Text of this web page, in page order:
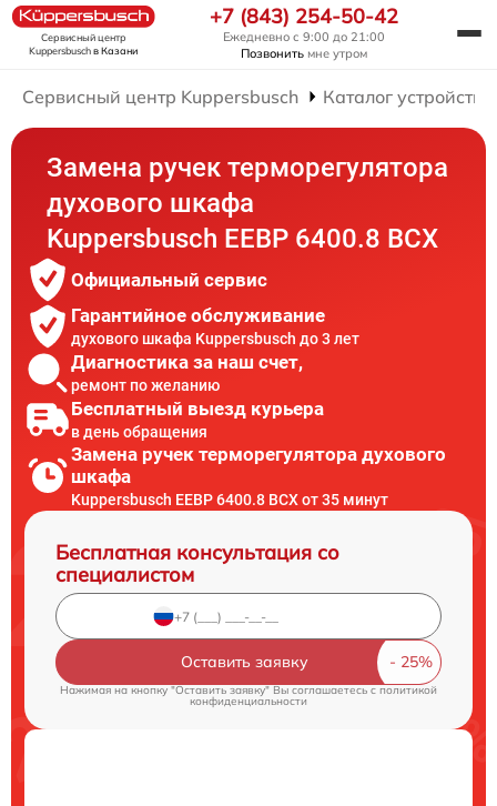
Сервисный центр
Kuppersbuschв Казани
+7 (843) 254-50-42
Ежедневно с 9:00 до 21:00
Позвонить мне утром
Сервисный центр Kuppersbusch Каталог устройств
Замена ручек терморегулятора
духового шкафа
Kuppersbusch EEBP 6400.8 BCX
Официальный сервис
Гарантийное обслуживание
духового шкафа Kuppersbusch до 3 лет
Диагностика за наш счет,
ремонт по желанию
Бесплатный выезд курьера
в день обращения
Замена ручек терморегулятора духового
шкафа
Kuppersbusch EEBP 6400.8 BCX от 35 минут
Бесплатная консультация со
специалистом
Оставить заявку
Нажимая на кнопку "Оставить заявку" Вы соглашаетесь cполитикой
конфиденциальности